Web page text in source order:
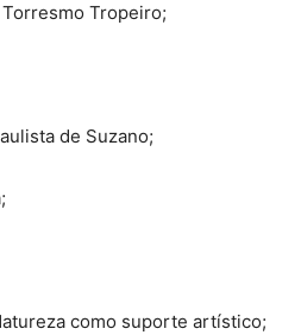
Tropeiro;
de Suzano;
como suporte artístico;